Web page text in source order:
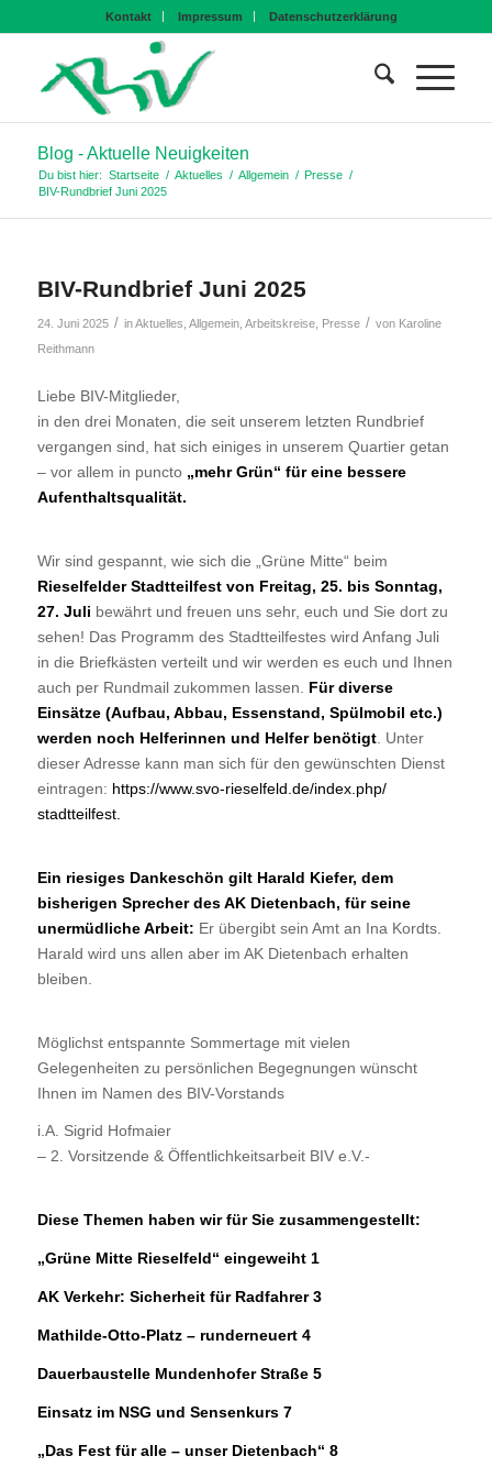
Kontakt Impressum Datenschutzerklärung
Blog - Aktuelle Neuigkeiten
Du bist hier: Startseite / Aktuelles / Allgemein / Presse /
BIV-Rundbrief Juni 2025
BIV-Rundbrief Juni 2025
24. Juni 2025 / inAktuelles Allgemein, Arbeitskreise, Presse / von Karoline
Reithmann
Liebe BIV-Mitglieder,
in den drei Monaten, die seit unserem letzten Rundbrief
vergangen sind, hat sich einiges in unserem Quartier getan
– vor allem in puncto „mehr Grün“ für eine bessere
Aufenthaltsqualität.
Wir sind gespannt, wie sich die „Grüne Mitte“ beim
Rieselfelder Stadtteilfest von Freitag, 25. bis Sonntag,
27. Juli bewährt und freuen uns sehr, euch und Sie dort zu
sehen! Das Programm des Stadtteilfestes wird Anfang Juli
in die Briefkästen verteilt und wir werden es euch und Ihnen
auch per Rundmail zukommen lassen. Für diverse
Einsätze (Aufbau, Abbau, Essenstand, Spülmobil etc.)
werden noch Helferinnen und Helfer benötigt. Unter
dieser Adresse kann man sich für den gewünschten Dienst
eintragen: https://www.svo-rieselfeld.de/index.php/
stadtteilfest.
Ein riesiges Dankeschön gilt Harald Kiefer, dem
bisherigen Sprecher des AK Dietenbach, für seine
unermüdliche Arbeit: Er übergibt sein Amt an Ina Kordts.
Harald wird uns allen aber im AK Dietenbach erhalten
bleiben.
Möglichst entspannte Sommertage mit vielen
Gelegenheiten zu persönlichen Begegnungen wünscht
Ihnen im Namen des BIV-Vorstands
i.A. Sigrid Hofmaier
– 2. Vorsitzende & Öffentlichkeitsarbeit BIV e.V.-
Diese Themen haben wir für Sie zusammengestellt:
„Grüne Mitte Rieselfeld“ eingeweiht 1
AK Verkehr: Sicherheit für Radfahrer 3
Mathilde-Otto-Platz – runderneuert 4
Dauerbaustelle Mundenhofer Straße 5
Einsatz im NSG und Sensenkurs 7
„Das Fest für alle – unser Dietenbach“ 8